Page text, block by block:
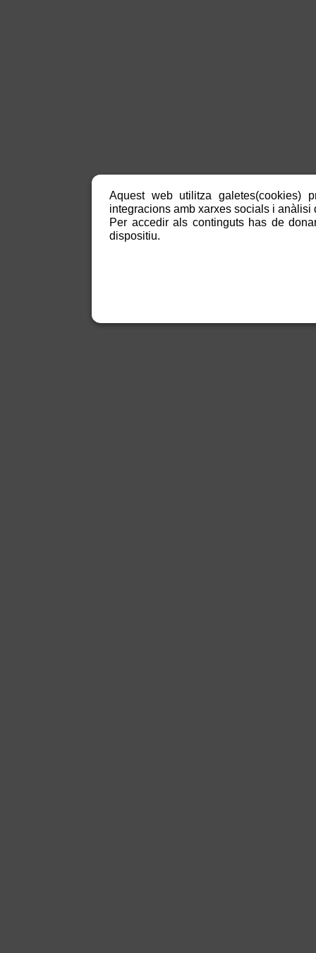
Aquest web utilitza galetes(cookies)
integracions amb xarxes socials i anàlisi
Per accedir als continguts has de
dispositiu.